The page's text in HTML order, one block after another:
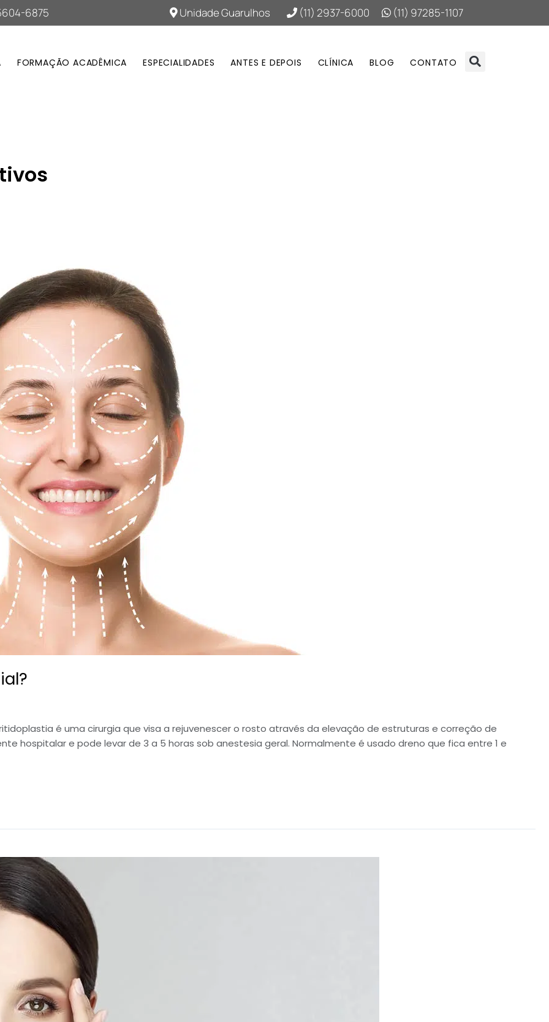
6875 Unidade Guarulhos (11) 2937-6000 (11) 97285-1107
FORMAÇÃO ACADÊMICA ESPECIALIDADES ANTES E DEPOIS CLÍNICA BLOG CONTATO
é uma cirurgia que visa a rejuvenescer o rosto através da elevação de estruturas e correção de
hospitalar e pode levar de 3 a 5 horas sob anestesia geral. Normalmente é usado dreno que fica entre 1 e